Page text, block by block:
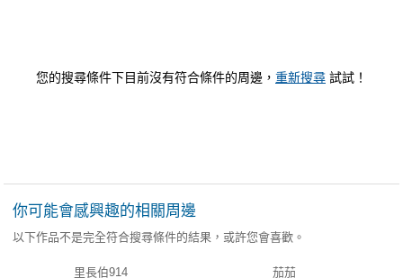
您的搜尋條件下目前沒有符合條件的周邊， 重新搜尋 試試！
你可能會感興趣的相關周邊
以下作品不是完全符合搜尋條件的結果，或許您會喜歡。
里長伯914 茄茄